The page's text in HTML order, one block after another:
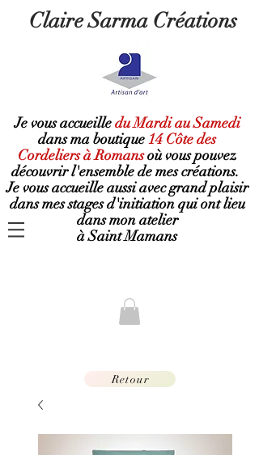
Claire Sarma Créations
Je vous accueilledu Mardi au Samedi
dans ma boutique14 Côte des
Cordeliers à Romansoùvous pouvez
découvrir l'ensemble de mes créations.
Je vous accueille aussi avec grand plaisir
dans mes stages d'initiation qui ont lieu
dans mon atelier
à Saint Mamans
Retour